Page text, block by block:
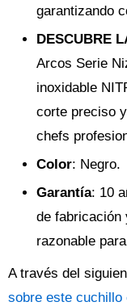
garantizando
DESCUBRE
Arcos Serie
inoxidable
corte preciso
chefs
Color: Negro.
Garantía: 10
de fabricación
razonable
A través del
sobre este cuchillo